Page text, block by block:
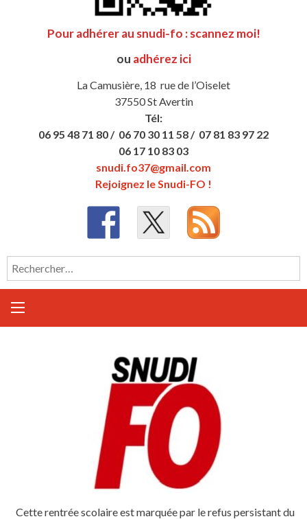
Pour adhérer au snudi-fo : scannez moi!
ou adhérez ici
La Camusière, 18 rue de l’Oiselet
37550 St Avertin
Tél:
06 95 48 71 80 / 06 70 30 11 58 / 07 81 83 97 22
06 17 10 83 03
snudi.fo37@gmail.com
Rejoignez le Snudi-FO !
Rechercher :
Cette rentrée scolaire est marquée par le refus persistant du